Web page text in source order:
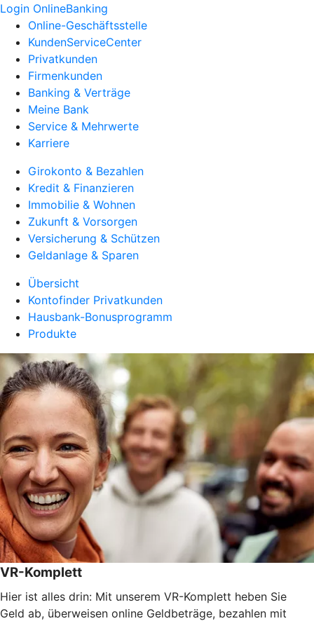
Login OnlineBanking
Online-Geschäftsstelle
KundenServiceCenter
Privatkunden
Firmenkunden
Banking & Verträge
Meine Bank
Service & Mehrwerte
Karriere
Girokonto & Bezahlen
Kredit & Finanzieren
Immobilie & Wohnen
Zukunft & Vorsorgen
Versicherung & Schützen
Geldanlage & Sparen
Übersicht
Kontofinder Privatkunden
Hausbank-Bonusprogramm
Produkte
VR-Komplett
Hier ist alles drin: Mit unserem VR-Komplett heben Sie
Geld ab, überweisen online Geldbeträge, bezahlen mit